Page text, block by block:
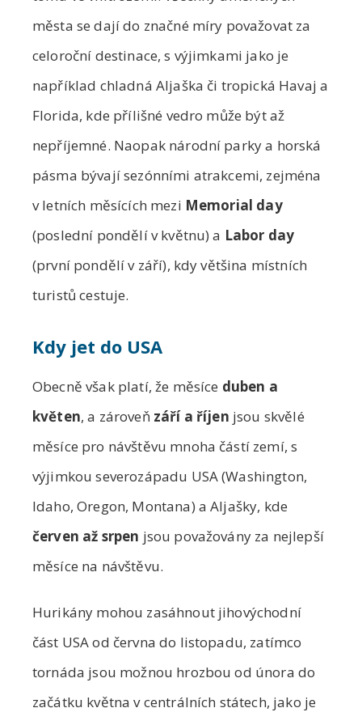
města se dají do značné míry považovat za
celoroční destinace, s výjimkami jako je
například chladná Aljaška či tropická Havaj a
Florida, kde přílišné vedro může být až
nepříjemné. Naopak národní parky a horská
pásma bývají sezónními atrakcemi, zejména
v letních měsících mezi Memorial day
(poslední pondělí v květnu) a Labor day
(první pondělí v září), kdy většina místních
turistů cestuje.
Kdy jet do USA
Obecně však platí, že měsíce duben a
květen, a zároveň září a říjen jsou skvělé
měsíce pro návštěvu mnoha částí zemí, s
výjimkou severozápadu USA (Washington,
Idaho, Oregon, Montana) a Aljašky, kde
červen až srpen jsou považovány za nejlepší
měsíce na návštěvu.
Hurikány mohou zasáhnout jihovýchodní
část USA od června do listopadu, zatímco
tornáda jsou možnou hrozbou od února do
začátku května v centrálních státech, jako je